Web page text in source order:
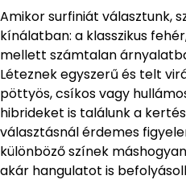
Amikor surfiniát választunk,
kínálatban: a klasszikus
mellett számtalan
Léteznek egyszerű és telt
pöttyös, csíkos vagy
hibrideket is találunk a
választásnál érdemes
különböző színek
akár hangulatot is